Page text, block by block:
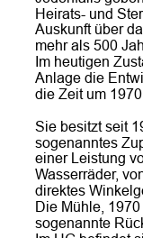
Heirats- und
Auskunft über
mehr als 500
Im heutigen
Anlage die
die Zeit um 1970
Sie besitzt seit
sogenanntes
einer Leistung
Wasserräder,
direktes
Die Mühle,
sogenannte